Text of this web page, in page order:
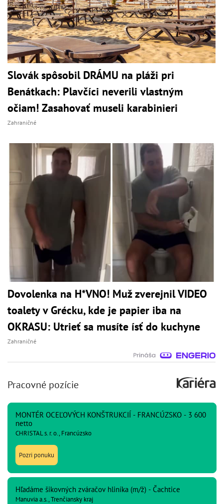
Slovák spôsobil DRÁMU na pláži pri
Benátkach: Plavčíci neverili vlastným
očiam! Zasahovať museli karabinieri
Zahraničné
Dovolenka na H*VNO! Muž zverejnil VIDEO
toalety v Grécku, kde je papier iba na
OKRASU: Utrieť sa musíte ísť do kuchyne
Zahraničné
Pracovné pozície
MONTÉR OCEĽOVÝCH KONŠTRUKCIÍ - FRANCÚZSKO - 3 600
netto
CHRISTAL s. r. o., Francúzsko
Pozri ponuku
Hľadáme šikovných zváračov hliníka (m/ž) - Čachtice
Manuvia a.s., Trenčiansky kraj